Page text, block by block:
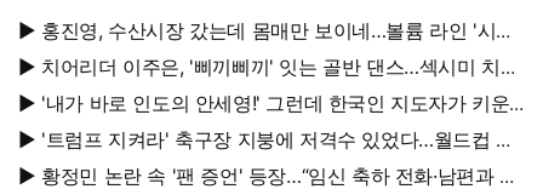
▶ 홍진영, 수산시장 갔는데 몸매만 보이네…볼륨 라인 '시선
강탈'
▶ 치어리더 이주은, '삐끼삐끼' 잇는 골반 댄스…섹시미 치사
량
▶ '내가 바로 인도의 안세영!' 그런데 한국인 지도자가 키운
다
▶ '트럼프 지켜라' 축구장 지붕에 저격수 있었다…월드컵 결
승전 비화
▶ 황정민 논란 속 '팬 증언' 등장…“임신 축하 전화·남편과 식